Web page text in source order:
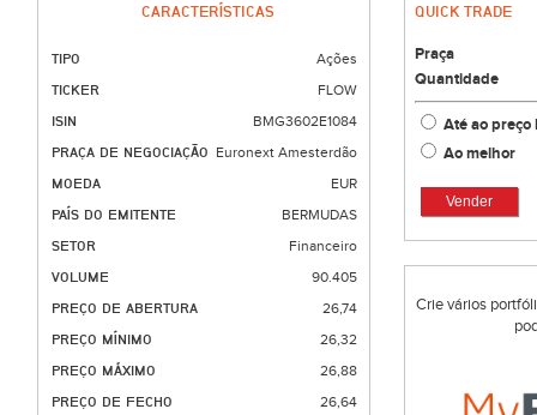
CARACTERÍSTICAS
TIPO Ações
TICKER FLOW
ISIN BMG3602E1084
PRAÇA DE NEGOCIAÇÃO Euronext Amesterdão
MOEDA EUR
PAÍS DO EMITENTE BERMUDAS
SETOR Financeiro
VOLUME 90.405
PREÇO DE ABERTURA 26,74
PREÇO MÍNIMO 26,32
PREÇO MÁXIMO 26,88
PREÇO DE FECHO 26,64
QUICK TRADE
Praça
Quantidade
Até ao
Ao melhor
Vender
Crie vários